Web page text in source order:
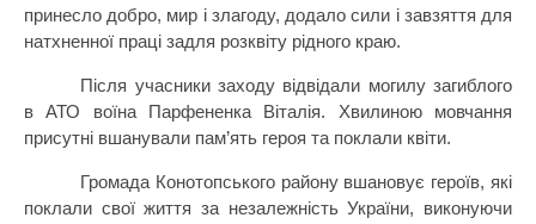
принесло добро, мир і злагоду, додало сили і завзяття для
натхненної праці задля розквіту рідного краю.
Після учасники заходу відвідали могилу загиблого
вАТО воїна Парфененка Віталія. Хвилиною мовчання
присутні вшанували пам’ять героя та поклали квіти.
Громада Конотопського району вшановує героїв, які
поклали свої життя за незалежність України, виконуючи